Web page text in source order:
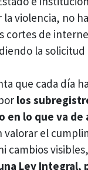
violencia, no
cortes de
la solicitud
que cada día
los
en lo que va de
el
cambios
Ley Integral,